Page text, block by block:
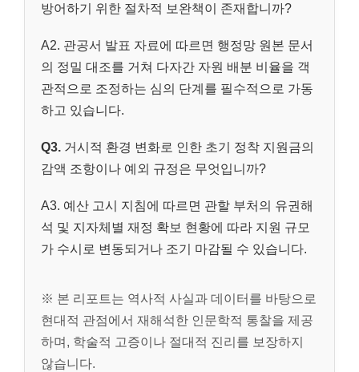
방어하기 위한 절차적 보완책이 존재합니까?
A2. 관공서 발표 자료에 따르면 행정망 원본 문서
의 정밀 대조를 거쳐 다자간 자원 배분 비율을 객
관적으로 조정하는 심의 단계를 필수적으로 가동
하고 있습니다.
Q3. 거시적 환경 변화로 인한 초기 정착 지원금의
감액 조항이나 예외 규정은 무엇입니까?
A3. 예산 고시 지침에 따르면 관할 부처의 유권해
석 및 지자체별 재정 확보 현황에 따라 지원 규모
가 수시로 변동되거나 조기 마감될 수 있습니다.
※ 본 리포트는 역사적 사실과 데이터를 바탕으로
현대적 관점에서 재해석한 인문학적 통찰을 제공
하며, 학술적 고증이나 절대적 진리를 보장하지
않습니다.